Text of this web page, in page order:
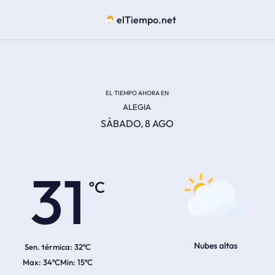
elTiempo.net
EL TIEMPO AHORA EN
ALEGIA
SÁBADO, 8 AGO
31
Sen. térmica: 32ºC
34ºC 15ºC
Nubes altas